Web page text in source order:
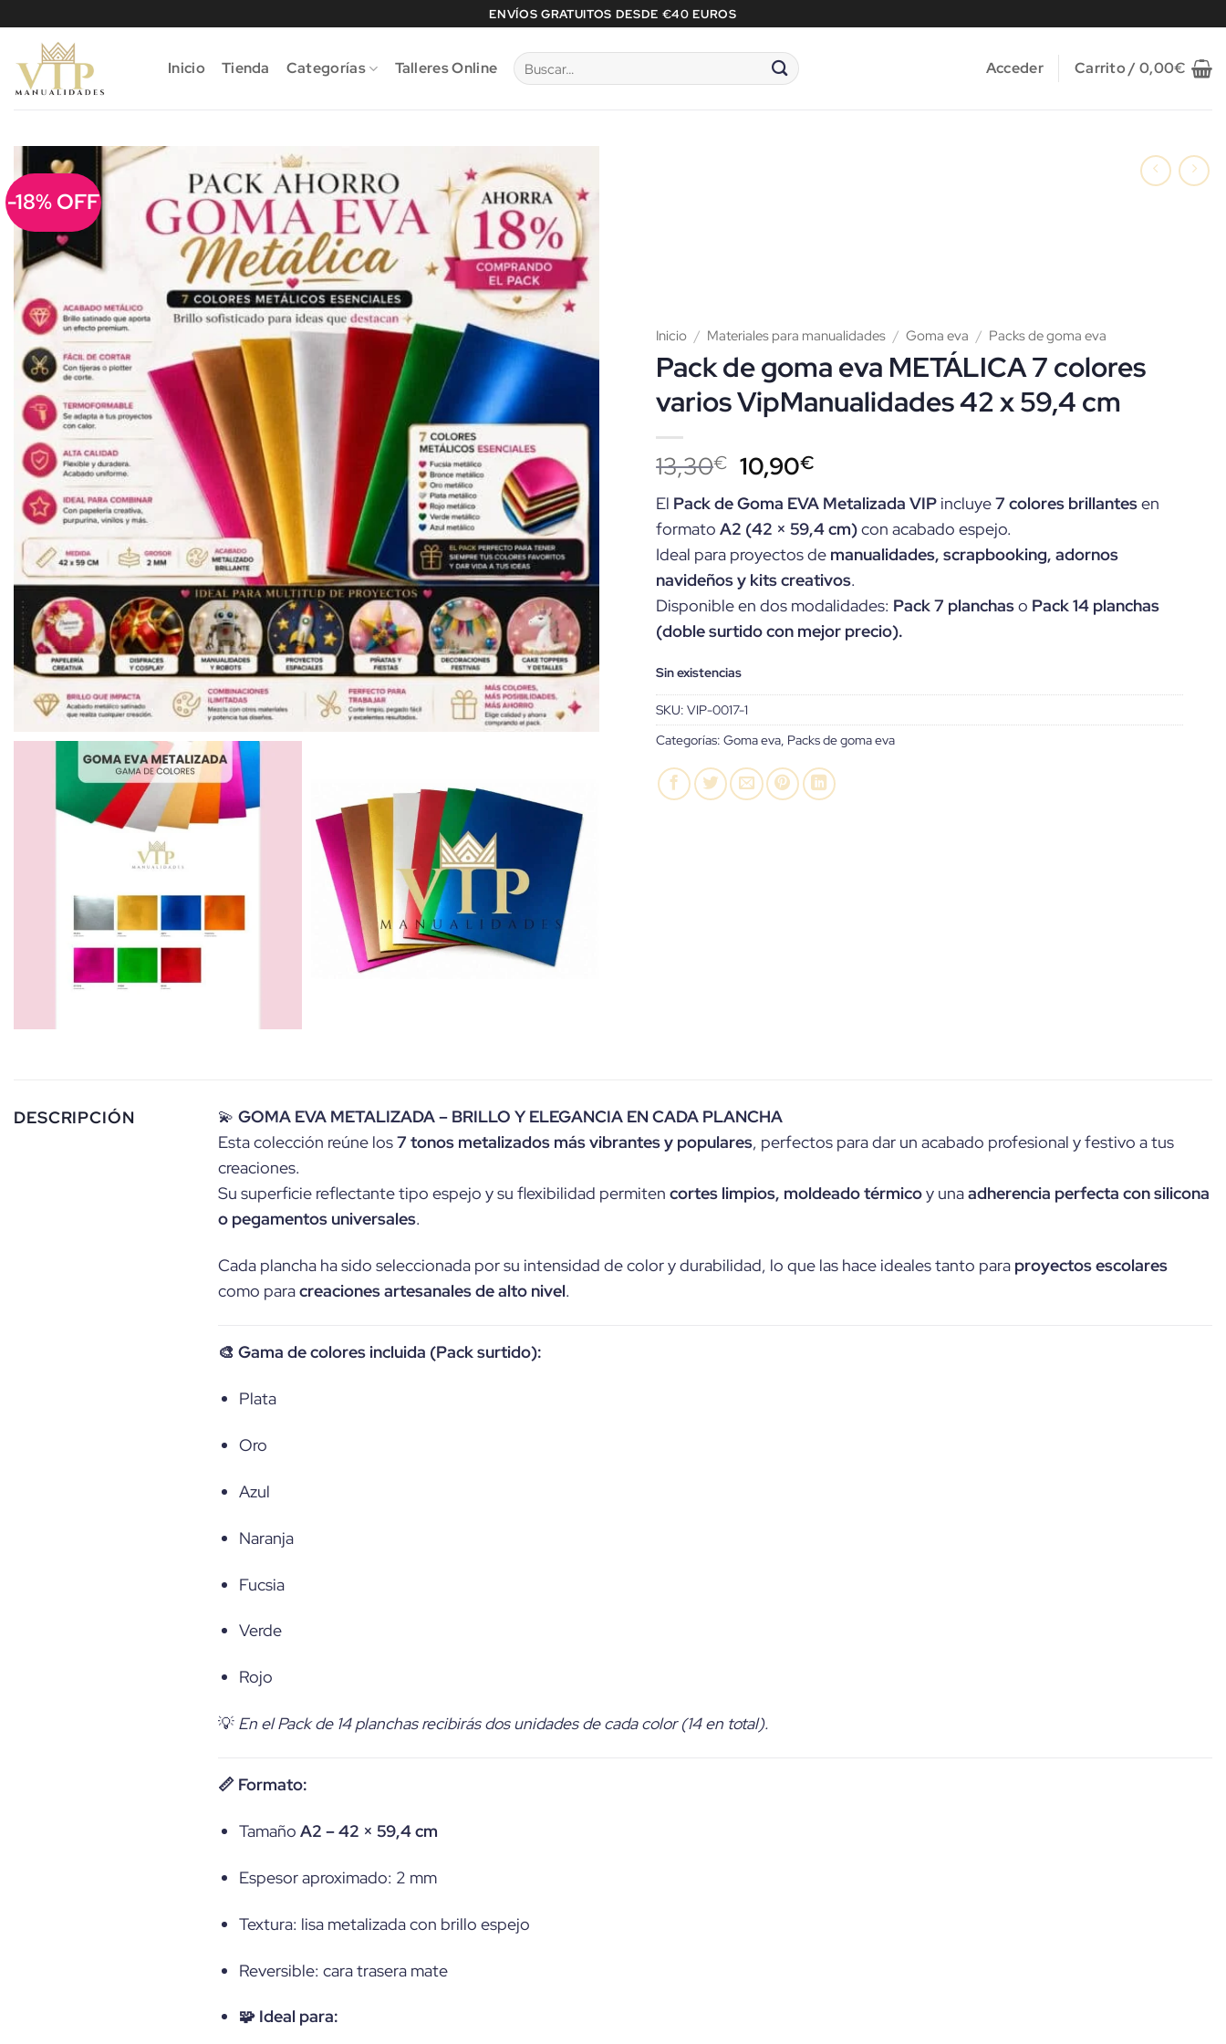
contenido
ENVÍOS GRATUITOS DESDE €40 EUROS
Inicio Tienda Categorías Talleres Online
Buscar
por:
Acceder Carrito /0,00€
-18% OFF
Inicio / Materiales para manualidades / Goma eva / Packs de goma eva
Pack de goma eva METÁLICA 7 colores
varios VipManualidades 42 x 59,4 cm
13,30€ El
precio
original
era:
13,30€.
10,90€
precio
actual
es:
10,90€.
El Pack de Goma EVA Metalizada VIP incluye7 colores brillantesen
formatoA2 (42 × 59,4 cm)con acabado espejo.
Ideal para proyectos de manualidades, scrapbooking, adornos
navideños y kits creativos.
Disponible en dos modalidades: Pack 7 planchaso Pack 14 planchas
(doble surtido con mejor precio).
Sin existencias
SKU:VIP-0017-1
Categorías:Goma eva Packs de goma eva
DESCRIPCIÓN 💫 GOMA EVA METALIZADA – BRILLO Y ELEGANCIA EN CADA PLANCHA
Esta colección reúne los7 tonos metalizados más vibrantes y populares, perfectos para dar un acabado profesional y festivo a tus
creaciones.
Su superficie reflectante tipo espejo y su flexibilidad permiten cortes limpios, moldeado térmicoy unaadherencia perfecta con silicona
o pegamentos universales.
Cada plancha ha sido seleccionada por su intensidad de color y durabilidad, lo que las hace ideales tanto para proyectos escolares
como paracreaciones artesanales de alto nivel.
🎨 Gama de colores incluida (Pack surtido):
Plata
Oro
Azul
Naranja
Fucsia
Verde
Rojo
💡 En el Pack de 14 planchas recibirás dos unidades de cada color (14 en total).
📏 Formato:
Tamaño A2 – 42 × 59,4 cm
Espesor aproximado: 2 mm
Textura: lisa metalizada con brillo espejo
Reversible: cara trasera mate
🧩 Ideal para: